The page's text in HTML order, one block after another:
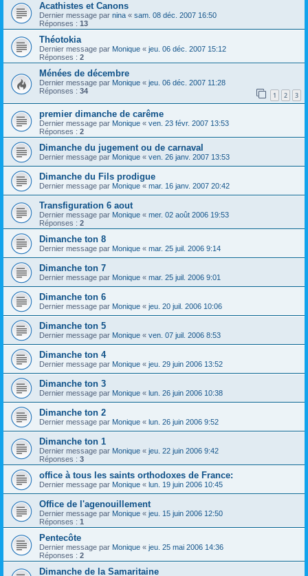
Acathistes et Canons
Dernier message par nina « sam. 08 déc. 2007 16:50
Réponses : 13
Théotokia
Dernier message par Monique « jeu. 06 déc. 2007 15:12
Réponses : 2
Ménées de décembre
Dernier message par Monique « jeu. 06 déc. 2007 11:28
Réponses : 34 1 2 3
premier dimanche de carême
Dernier message par Monique « ven. 23 févr. 2007 13:53
Réponses : 2
Dimanche du jugement ou de carnaval
Dernier message par Monique « ven. 26 janv. 2007 13:53
Dimanche du Fils prodigue
Dernier message par Monique « mar. 16 janv. 2007 20:42
Transfiguration 6 aout
Dernier message par Monique « mer. 02 août 2006 19:53
Réponses : 2
Dimanche ton 8
Dernier message par Monique « mar. 25 juil. 2006 9:14
Dimanche ton 7
Dernier message par Monique « mar. 25 juil. 2006 9:01
Dimanche ton 6
Dernier message par Monique « jeu. 20 juil. 2006 10:06
Dimanche ton 5
Dernier message par Monique « ven. 07 juil. 2006 8:53
Dimanche ton 4
Dernier message par Monique « jeu. 29 juin 2006 13:52
Dimanche ton 3
Dernier message par Monique « lun. 26 juin 2006 10:38
Dimanche ton 2
Dernier message par Monique « lun. 26 juin 2006 9:52
Dimanche ton 1
Dernier message par Monique « jeu. 22 juin 2006 9:42
Réponses : 3
office à tous les saints orthodoxes de France:
Dernier message par Monique « lun. 19 juin 2006 10:45
Office de l'agenouillement
Dernier message par Monique « jeu. 15 juin 2006 12:50
Réponses : 1
Pentecôte
Dernier message par Monique « jeu. 25 mai 2006 14:36
Réponses : 2
Dimanche de la Samaritaine